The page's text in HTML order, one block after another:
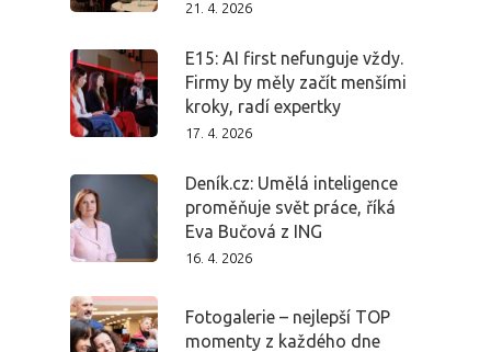
21. 4. 2026
E15: AI first nefunguje vždy.
Firmy by měly začít menšími
kroky, radí expertky
17. 4. 2026
Deník.cz: Umělá inteligence
proměňuje svět práce, říká
Eva Bučová z ING
16. 4. 2026
Fotogalerie – nejlepší TOP
momenty z každého dne